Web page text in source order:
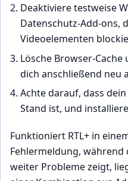
Deaktiviere testweise
Datenschutz-Add-ons,
Videoelementen
Lösche Browser-Cache
dich anschließend neu
Achte darauf, dass
Stand ist, und
Funktioniert RTL+ in
Fehlermeldung,
weiter Probleme zeigt,